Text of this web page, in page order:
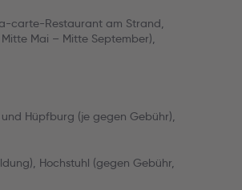
carte-Restaurant am Strand,
Mai – Mitte September),
Hüpfburg (je gegen Gebühr),
Hochstuhl (gegen Gebühr,